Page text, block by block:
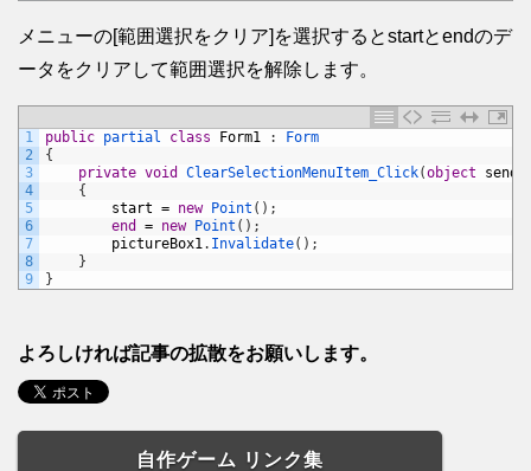
メニューの[範囲選択をクリア]を選択するとstartとendのデ
ータをクリアして範囲選択を解除します。
1
2
3
4
5
6
7
8
9
public partial class Form1 :
Form
{
private void ClearSelectionMenuItem_Click(object
{
start = new Point ( ) ;
end
= new Point ( ) ;
pictureBox1. Invalidate( ) ;
}
}
よろしければ記事の拡散をお願いします。
自作ゲーム リンク集